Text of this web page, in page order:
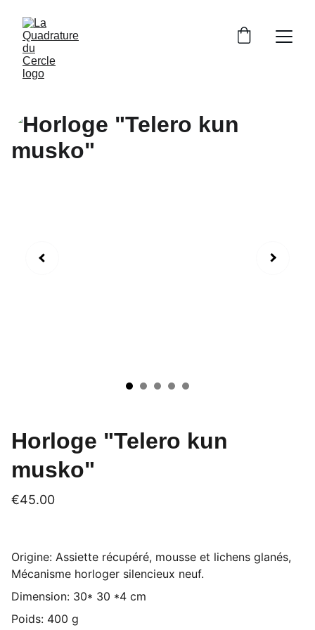
Horloge "Telero kun
musko"
€45.00
Origine: Assiette récupéré, mousse et lichens glanés,
Mécanisme horloger silencieux neuf.
Dimension: 30* 30 *4 cm
Poids: 400 g